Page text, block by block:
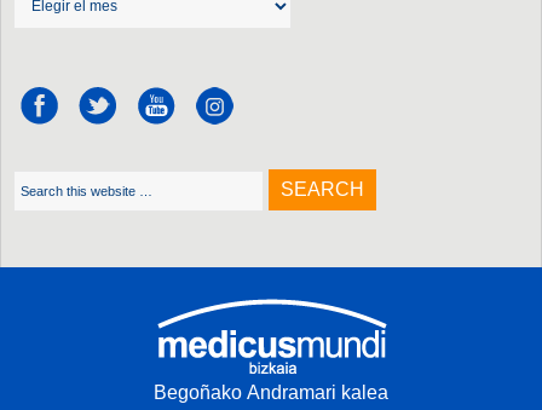
Begoñako Andramari kalea